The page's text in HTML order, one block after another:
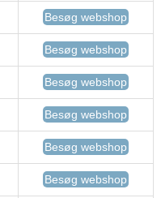
Besøg webshop
Besøg webshop
Besøg webshop
Besøg webshop
Besøg webshop
Besøg webshop